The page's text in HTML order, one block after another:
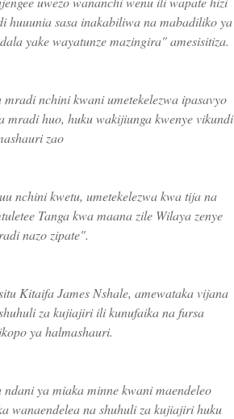
huuunia sasa inakabiliwa na mabadiliko ya
yake wayatunze mazingira" amesisitiza.
nchini kwani umetekelezwa ipasavyo
huo, huku wakijiunga kwenye vikundi
zao
nchini kwetu, umetekelezwa kwa tija na
Tanga kwa maana zile Wilaya zenye
nazo zipate".
Kitaifa James Nshale, amewataka vijana
za kujiajiri ili kunufaika na fursa
ya halmashauri.
ya miaka minne kwani maendeleo
wanaendelea na shuhuli za kujiajiri huku